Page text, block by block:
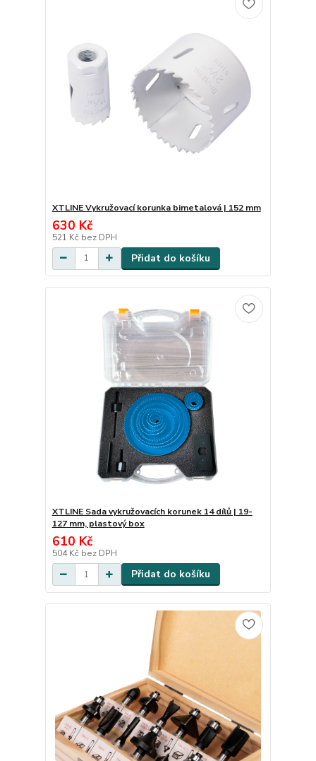
XTLINE Vykružovací korunka bimetalová | 152 mm
630 Kč
521 Kč bez DPH
Přidat do košíku
XTLINE Sada vykružovacích korunek 14 dílů | 19-
127 mm, plastový box
610 Kč
504 Kč bez DPH
Přidat do košíku